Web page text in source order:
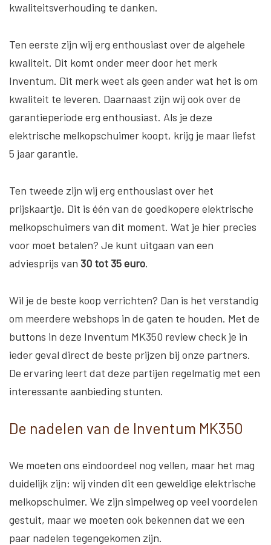
kwaliteitsverhouding te danken.
Ten eerste zijn wij erg enthousiast over de algehele
kwaliteit. Dit komt onder meer door het merk
Inventum. Dit merk weet als geen ander wat het is om
kwaliteit te leveren. Daarnaast zijn wij ook over de
garantieperiode erg enthousiast. Als je deze
elektrische melkopschuimer koopt, krijg je maar liefst
5 jaar garantie.
Ten tweede zijn wij erg enthousiast over het
prijskaartje. Dit is één van de goedkopere elektrische
melkopschuimers van dit moment. Wat je hier precies
voor moet betalen? Je kunt uitgaan van een
adviesprijs van 30 tot 35 euro.
Wil je de beste koop verrichten? Dan is het verstandig
om meerdere webshops in de gaten te houden. Met de
buttons in deze Inventum MK350 review check je in
ieder geval direct de beste prijzen bij onze partners.
De ervaring leert dat deze partijen regelmatig met een
interessante aanbieding stunten.
De nadelen van de Inventum MK350
We moeten ons eindoordeel nog vellen, maar het mag
duidelijk zijn: wij vinden dit een geweldige elektrische
melkopschuimer. We zijn simpelweg op veel voordelen
gestuit, maar we moeten ook bekennen dat we een
paar nadelen tegengekomen zijn.